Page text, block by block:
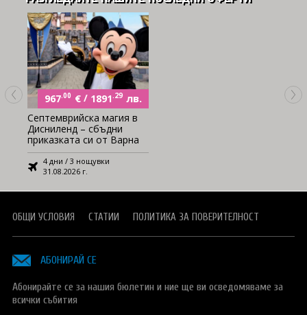
967.00 €/ 1891.29 лв.
Септемврийска магия в
Дисниленд – сбъдни
приказката си от Варна
4 дни / 3 нощувки
31.08.2026 г.
ОБЩИ УСЛОВИЯ СТАТИИ ПОЛИТИКА ЗА ПОВЕРИТЕЛНОСТ
АБОНИРАЙ СЕ
Абонирайте се за нашия бюлетин и ние ще ви осведомяваме за
всички събития